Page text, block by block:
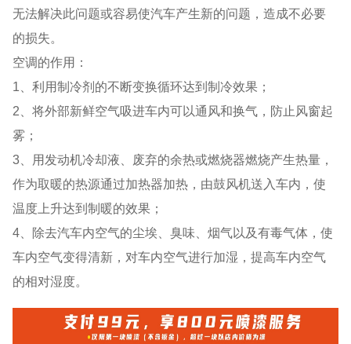
无法解决此问题或容易使汽车产生新的问题，造成不必要
的损失。
空调的作用：
1、利用制冷剂的不断变换循环达到制冷效果；
2、将外部新鲜空气吸进车内可以通风和换气，防止风窗起
雾；
3、用发动机冷却液、废弃的余热或燃烧器燃烧产生热量，
作为取暖的热源通过加热器加热，由鼓风机送入车内，使
温度上升达到制暖的效果；
4、除去汽车内空气的尘埃、臭味、烟气以及有毒气体，使
车内空气变得清新，对车内空气进行加湿，提高车内空气
的相对湿度。